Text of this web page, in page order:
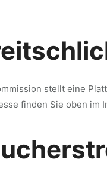
stellt eine
finden Sie oben im